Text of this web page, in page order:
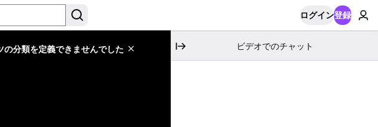
ログイン登録
の分類を定義できませんでした ビデオでのチャット